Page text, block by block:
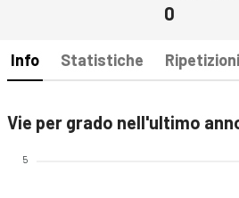
0
Info Statistiche Ripetizioni
Vie per grado nell'ultimo
5